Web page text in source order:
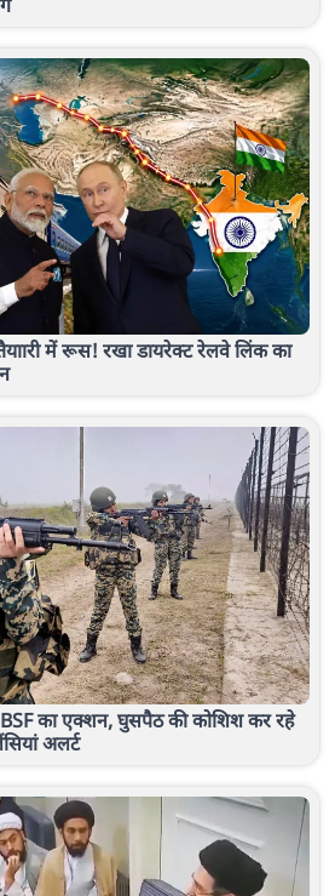
में रूस! रखा डायरेक्ट रेलवे लिंक का
BSF का एक्शन, घुसपैठ की कोशिश कर रहे
अलर्ट